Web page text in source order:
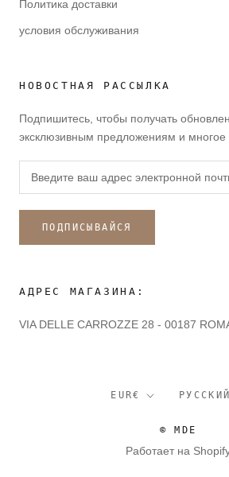
Политика доставки
условия обслуживания
НОВОСТНАЯ РАССЫЛКА
Подпишитесь, чтобы получать
эксклюзивным предложениям и многое
ПОДПИСЫВАЙСЯ
АДРЕС МАГАЗИНА:
VIA DELLE CARROZZE 28 - 00187
валюта
EUR€ язык
РУССКИЙ
© MDE
Работает на